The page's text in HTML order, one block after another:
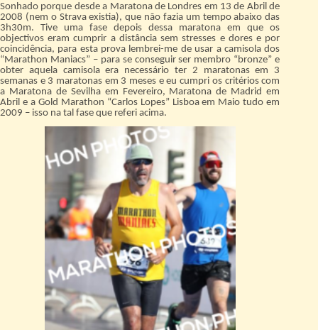
Sonhado porque desde a Maratona de Londres em 13 de Abril de
2008 (nem o Strava existia), que não fazia um tempo abaixo das
3h30m. Tive uma fase depois dessa maratona em que os
objectivos eram cumprir a distância sem stresses e dores e por
coincidência, para esta prova lembrei-me de usar a camisola dos
“Marathon Maniacs” – para se conseguir ser membro “bronze” e
obter aquela camisola era necessário ter 2 maratonas em 3
semanas e 3 maratonas em 3 meses e eu cumpri os critérios com
a Maratona de Sevilha em Fevereiro, Maratona de Madrid em
Abril e a Gold Marathon “Carlos Lopes” Lisboa em Maio tudo em
2009 – isso na tal fase que referi acima.